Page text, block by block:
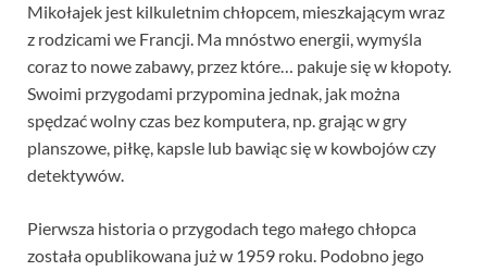
Mikołajek jest kilkuletnim chłopcem, mieszkającym wraz
z rodzicami we Francji. Ma mnóstwo energii, wymyśla
coraz to nowe zabawy, przez które… pakuje się w kłopoty.
Swoimi przygodami przypomina jednak, jak można
spędzać wolny czas bez komputera, np. grając w gry
planszowe, piłkę, kapsle lub bawiąc się w kowbojów czy
detektywów.
Pierwsza historia o przygodach tego małego chłopca
została opublikowana już w 1959 roku. Podobno jego